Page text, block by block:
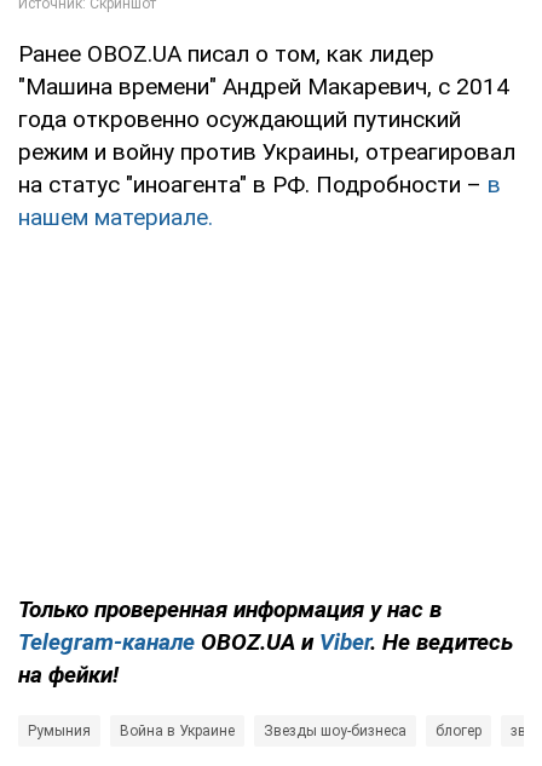
Ранее OBOZ.UA писал о том, как лидер
"Машина времени" Андрей Макаревич, с 2014
года откровенно осуждающий путинский
режим и войну против Украины, отреагировал
на статус "иноагента" в РФ. Подробности – в
нашем материале.
Только проверенная информация у нас в
Telegram-канале OBOZ.UA и Viber. Не ведитесь
на фейки!
Румыния Война в Украине Звезды шоу-бизнеса блогер